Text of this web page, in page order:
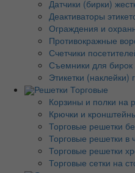
Датчики (бирки)
Деактиваторы
Ограждения и
Противокражные
Счетчики
Съемники для бирок
Этикетки (наклейки)
Решетки Торговые
Корзины и полки на
Крючки и
Торговые решетки
Торговые решетки в
Торговые решетки
Торговые сетки на